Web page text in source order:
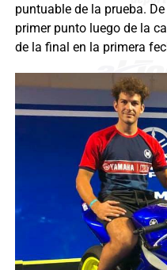
puntuable de la prueba.
primer punto luego de la
de la final en la primera